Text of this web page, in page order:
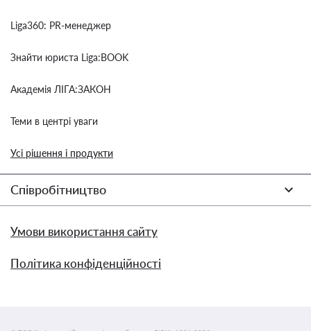
Liga360: PR-менеджер
Знайти юриста Liga:BOOK
Академія ЛІГА:ЗАКОН
Теми в центрі уваги
Усі рішення і продукти
Співробітництво
Умови використання сайту
Політика конфіденційності